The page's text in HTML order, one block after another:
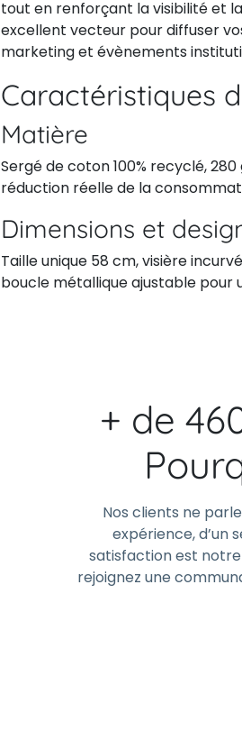
tout en renforçant la visibilité et
excellent vecteur pour diffuser
marketing et évènements
Caractéristiques
Matière
Sergé de coton 100% recyclé,
réduction réelle de la
Dimensions et
Taille unique 58 cm, visière
boucle métallique ajustable pour
+ de
Nos clients ne
expérience, d’un
satisfaction est notre
rejoignez une